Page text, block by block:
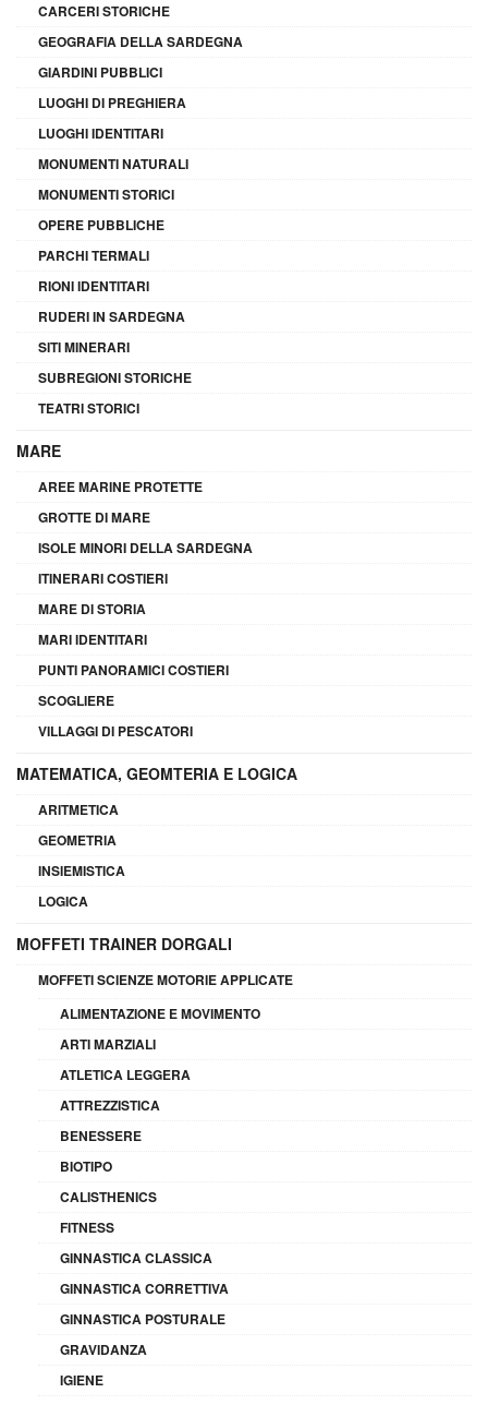
CARCERI STORICHE
GEOGRAFIA DELLA SARDEGNA
GIARDINI PUBBLICI
LUOGHI DI PREGHIERA
LUOGHI IDENTITARI
MONUMENTI NATURALI
MONUMENTI STORICI
OPERE PUBBLICHE
PARCHI TERMALI
RIONI IDENTITARI
RUDERI IN SARDEGNA
SITI MINERARI
SUBREGIONI STORICHE
TEATRI STORICI
MARE
AREE MARINE PROTETTE
GROTTE DI MARE
ISOLE MINORI DELLA SARDEGNA
ITINERARI COSTIERI
MARE DI STORIA
MARI IDENTITARI
PUNTI PANORAMICI COSTIERI
SCOGLIERE
VILLAGGI DI PESCATORI
MATEMATICA, GEOMTERIA E LOGICA
ARITMETICA
GEOMETRIA
INSIEMISTICA
LOGICA
MOFFETI TRAINER DORGALI
MOFFETI SCIENZE MOTORIE APPLICATE
ALIMENTAZIONE E MOVIMENTO
ARTI MARZIALI
ATLETICA LEGGERA
ATTREZZISTICA
BENESSERE
BIOTIPO
CALISTHENICS
FITNESS
GINNASTICA CLASSICA
GINNASTICA CORRETTIVA
GINNASTICA POSTURALE
GRAVIDANZA
IGIENE